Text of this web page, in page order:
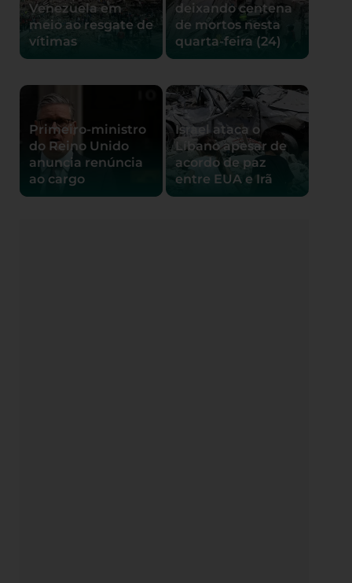
Venezuela em
meio ao resgate de
vítimas
deixando centena
de mortos nesta
quarta-feira (24)
Primeiro-ministro
do Reino Unido
anuncia renúncia
ao cargo
Israel ataca o
Líbano apesar de
acordo de paz
entre EUA e Irã